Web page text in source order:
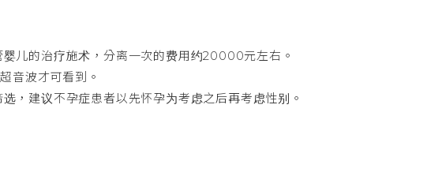
儿的治疗施术，分离一次的费用约20000元左右。
音波才可看到。
，建议不孕症患者以先怀孕为考虑之后再考虑性别。